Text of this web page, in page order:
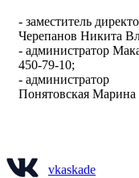
- заместитель
Черепанов Никита
- администратор
450-79-10;
- администратор
Понятовская Марина
vkaskade